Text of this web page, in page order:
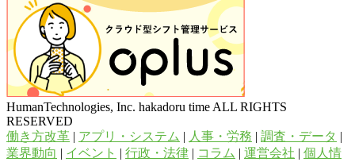
HumanTechnologies, Inc. hakadoru time ALL RIGHTS
RESERVED
働き方改革 | アプリ・システム | 人事・労務 | 調査・データ |
業界動向 | イベント | 行政・法律 | コラム | 運営会社 | 個人情